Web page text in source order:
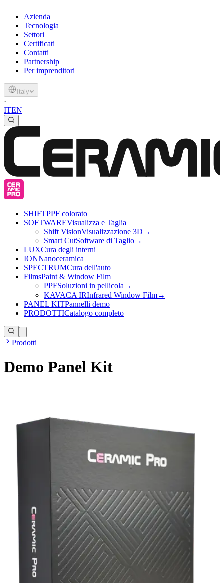
Azienda
Tecnologia
Settori
Certificati
Contatti
Partnership
Per imprenditori
Italy
·
ITEN
SHIFTPPF colorato
SOFTWAREVisualizza e Taglia
Shift VisionVisualizzazione 3D →
Smart CutSoftware di Taglio→
LUXCura degli interni
IONNanoceramica
SPECTRUMCura dell'auto
FilmsPaint & Window Film
PPFSoluzioni in pellicola →
KAVACA IRInfrared Window Film→
PANEL KITPannelli demo
PRODOTTICatalogo completo
Prodotti
Demo Panel Kit